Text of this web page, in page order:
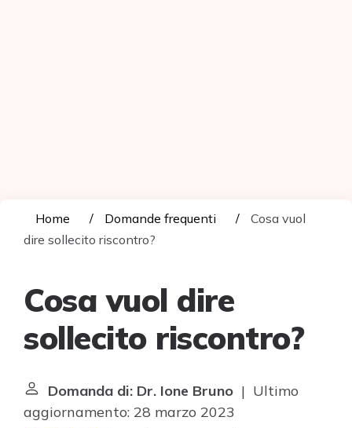
Home Domande frequenti
Cosa vuol
dire sollecito riscontro?
Cosa vuol dire
sollecito riscontro?
Domanda di: Dr. Ione Bruno | Ultimo
aggiornamento: 28 marzo 2023